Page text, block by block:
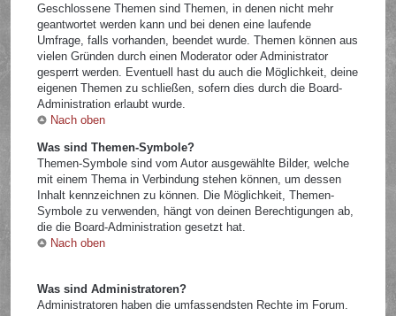
Geschlossene Themen sind Themen, in denen nicht mehr
geantwortet werden kann und bei denen eine laufende
Umfrage, falls vorhanden, beendet wurde. Themen können aus
vielen Gründen durch einen Moderator oder Administrator
gesperrt werden. Eventuell hast du auch die Möglichkeit, deine
eigenen Themen zu schließen, sofern dies durch die Board-
Administration erlaubt wurde.
Nach oben
Was sind Themen-Symbole?
Themen-Symbole sind vom Autor ausgewählte Bilder, welche
mit einem Thema in Verbindung stehen können, um dessen
Inhalt kennzeichnen zu können. Die Möglichkeit, Themen-
Symbole zu verwenden, hängt von deinen Berechtigungen ab,
die die Board-Administration gesetzt hat.
Nach oben
Was sind Administratoren?
Administratoren haben die umfassendsten Rechte im Forum.